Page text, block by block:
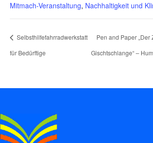
Mitmach-Veranstaltung, Nachhaltigkeit und
Selbsthilfefahrradwerkstatt
für Bedürftige
Pen and Paper „Der
Gischtschlange“ –